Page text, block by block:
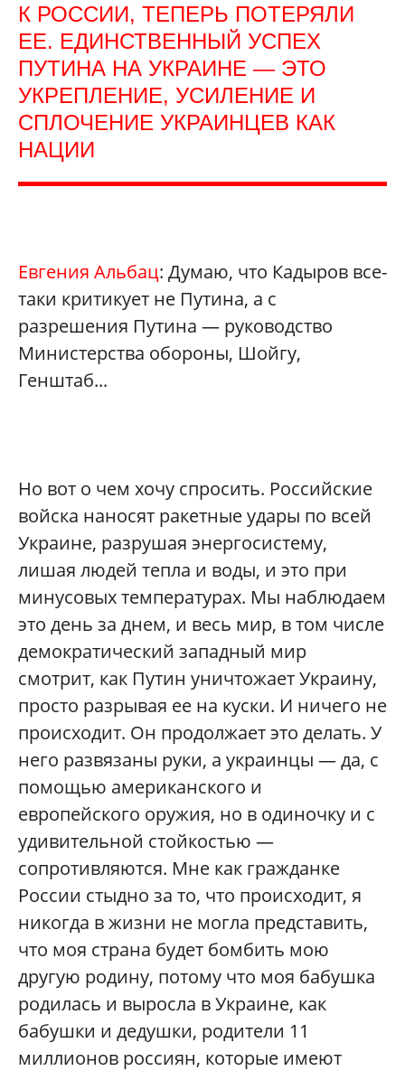
К РОССИИ, ТЕПЕРЬ ПОТЕРЯЛИ
ЕЕ. ЕДИНСТВЕННЫЙ УСПЕХ
ПУТИНА НА УКРАИНЕ — ЭТО
УКРЕПЛЕНИЕ, УСИЛЕНИЕ И
СПЛОЧЕНИЕ УКРАИНЦЕВ КАК
НАЦИИ
Евгения Альбац: Думаю, что Кадыров все-
таки критикует не Путина, а с
разрешения Путина — руководство
Министерства обороны, Шойгу,
Генштаб...
Но вот о чем хочу спросить. Российские
войска наносят ракетные удары по всей
Украине, разрушая энергосистему,
лишая людей тепла и воды, и это при
минусовых температурах. Мы наблюдаем
это день за днем, и весь мир, в том числе
демократический западный мир
смотрит, как Путин уничтожает Украину,
просто разрывая ее на куски. И ничего не
происходит. Он продолжает это делать. У
него развязаны руки, а украинцы — да, с
помощью американского и
европейского оружия, но в одиночку и с
удивительной стойкостью —
сопротивляются. Мне как гражданке
России стыдно за то, что происходит, я
никогда в жизни не могла представить,
что моя страна будет бомбить мою
другую родину, потому что моя бабушка
родилась и выросла в Украине, как
бабушки и дедушки, родители 11
миллионов россиян, которые имеют